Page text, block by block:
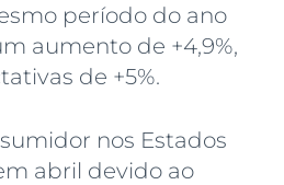
período do ano
aumento de +4,9%,
de +5%.
nos Estados
abril devido ao